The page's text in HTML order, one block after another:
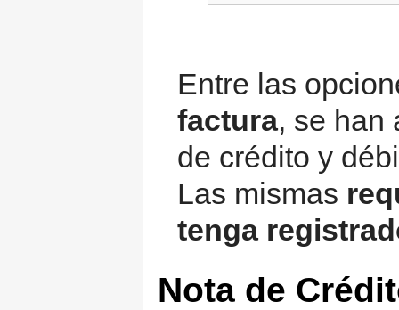
Entre las
factura, se han
de crédito y
Las mismas
tenga
Nota de